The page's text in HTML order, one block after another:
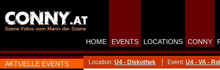
AKTUELLE EVENTS
HOME EVENTS LOCATIONS CONNY
Location: U4 - Diskothek Event: U4 - VA -